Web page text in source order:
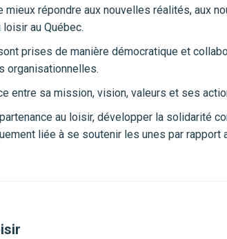
répondre aux nouvelles réalités, aux
au Québec.
prises de manière démocratique et
organisationnelles.
entre sa mission, vision, valeurs et ses
au loisir, développer la solidarité
liée à se soutenir les unes par rapport